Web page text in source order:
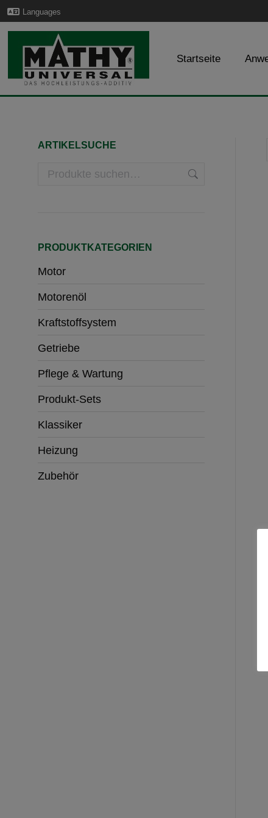
Languages
Startseite
ARTIKELSUCHE
PRODUKTKATEGORIEN
Motor
Motorenöl
Kraftstoffsystem
Getriebe
Pflege & Wartung
Produkt-Sets
Klassiker
Heizung
Zubehör